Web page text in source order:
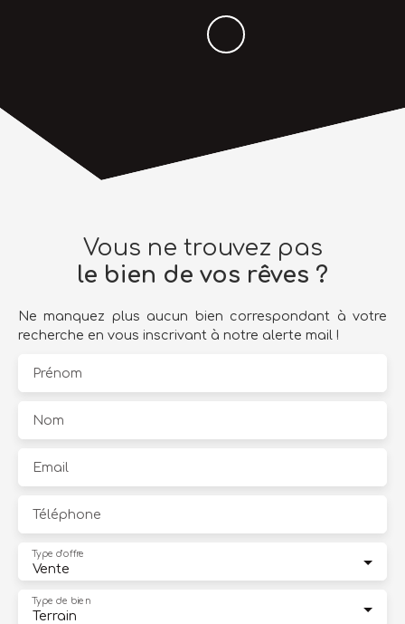
Vous ne trouvez pas
le bien de vos rêves ?
Ne manquez plus aucun bien correspondant à votre
recherche en vous inscrivant à notre alerte mail !
Prénom
Nom
Email
Téléphone
Vente
Type d'offre
Terrain
Type de bien